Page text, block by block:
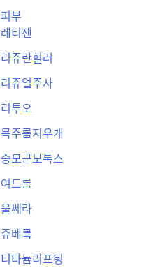
피부
레티젠
리쥬란힐러
리쥬얼주사
리투오
목주름지우개
승모근보톡스
여드름
울쎄라
쥬베룩
티타늄리프팅